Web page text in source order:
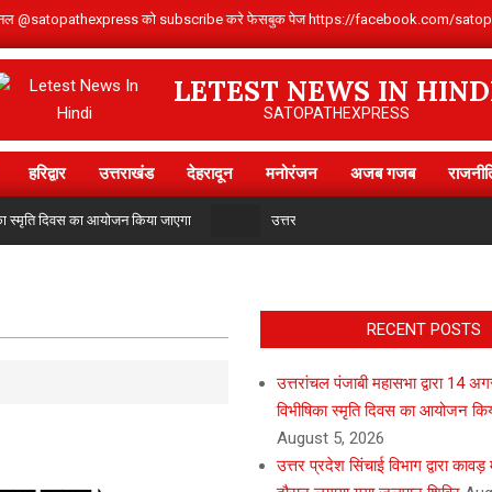
चैनल @satopathexpress को subscribe करे फेसबुक पेज https://facebook.com/
LETEST NEWS IN
SATOPATHEXPRESS
Primary
Navigation
Menu
हरिद्वार उत्तराखंड देहरादून मनोरंजन अजब गजब
स्मृति दिवस का आयोजन किया जाएगा उत्तर प्रदेश सिंचाई विभाग द्वारा कावड़ मेला
RECENT POSTS
उत्तरांचल पंजाबी महासभा द्वारा 14
विभीषिका स्मृति दिवस का आयोजन
August 5, 2026
उत्तर प्रदेश सिंचाई विभाग द्वारा